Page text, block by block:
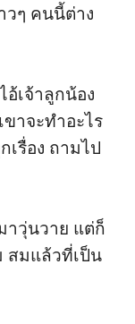
วๆ คนนี้ต่าง
อ้เจ้าลูกน้อง
าจะทำอะไร
เรื่อง ถามไป
าวุ่นวาย แต่ก็
สมแล้วที่เป็น